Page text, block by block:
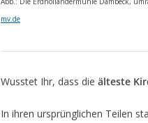
mv.de
Wusstet Ihr, dass die älteste
In ihren ursprünglichen Teilen